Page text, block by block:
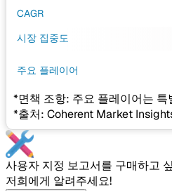
CAGR
시장 집중도
주요 플레이어
*면책 조항: 주요 플레이어는
*출처: Coherent Market
사용자 지정 보고서를 구매하고
저희에게 알려주세요!